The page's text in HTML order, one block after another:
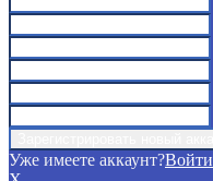
Уже имеете аккаунт?Войти